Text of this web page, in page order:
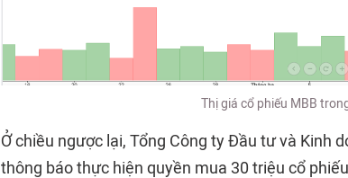
Thị giá cổ phiếu MBB
Ở chiều ngược lại, Tổng Công ty Đầu tư và Kinh
thông báo thực hiện quyền mua 30 triệu cổ